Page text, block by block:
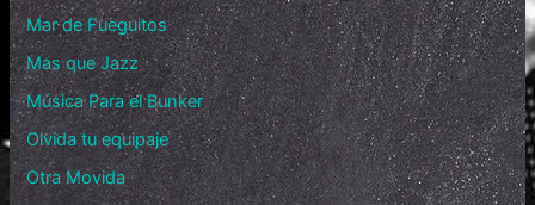
Mar de Fueguitos
Mas que Jazz
Música Para el Bunker
Olvida tu equipaje
Otra Movida